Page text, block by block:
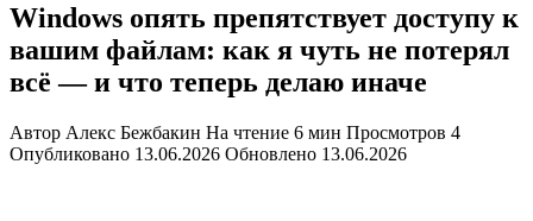
Windows опять препятствует доступу к
вашим файлам: как я чуть не потерял
всё — и что теперь делаю иначе
Автор Алекс Бежбакин На чтение 6 мин Просмотров 4
Опубликовано 13.06.2026 Обновлено 13.06.2026